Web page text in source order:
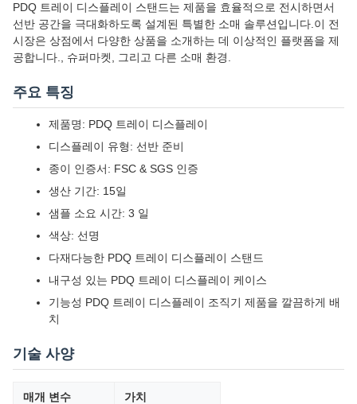
PDQ 트레이 디스플레이 스탠드는 제품을 효율적으로 전시하면서
선반 공간을 극대화하도록 설계된 특별한 소매 솔루션입니다.이 전
시장은 상점에서 다양한 상품을 소개하는 데 이상적인 플랫폼을 제
공합니다., 슈퍼마켓, 그리고 다른 소매 환경.
주요 특징
제품명: PDQ 트레이 디스플레이
디스플레이 유형: 선반 준비
종이 인증서: FSC & SGS 인증
생산 기간: 15일
샘플 소요 시간: 3 일
색상: 선명
다재다능한 PDQ 트레이 디스플레이 스탠드
내구성 있는 PDQ 트레이 디스플레이 케이스
기능성 PDQ 트레이 디스플레이 조직기 제품을 깔끔하게 배
치
기술 사양
매개 변수 가치